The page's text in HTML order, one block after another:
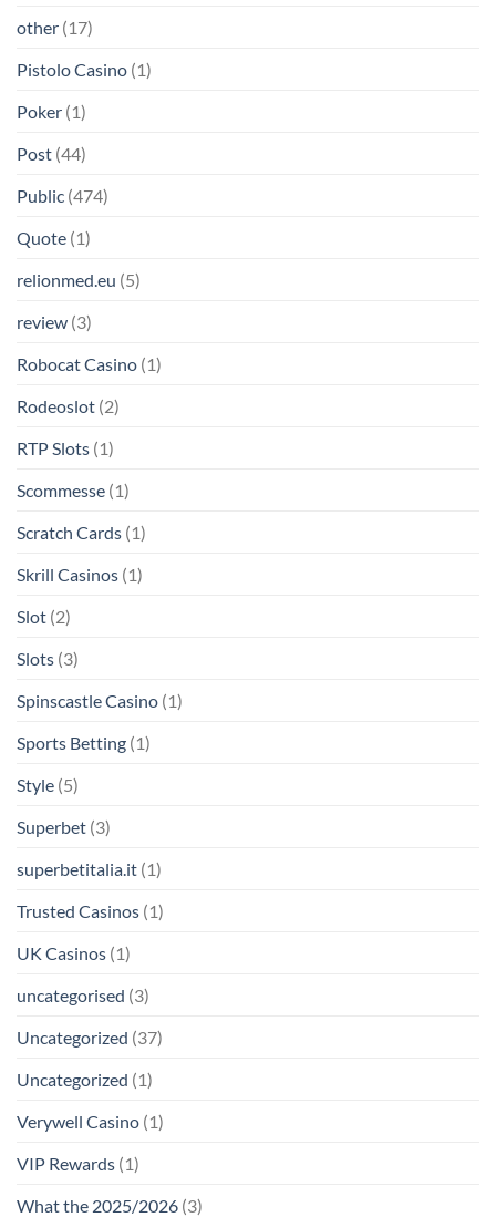
other (17)
Pistolo Casino (1)
Poker (1)
Post (44)
Public (474)
Quote (1)
relionmed.eu (5)
review (3)
Robocat Casino (1)
Rodeoslot (2)
RTP Slots (1)
Scommesse (1)
Scratch Cards (1)
Skrill Casinos (1)
Slot (2)
Slots (3)
Spinscastle Casino (1)
Sports Betting (1)
Style (5)
Superbet (3)
superbetitalia.it (1)
Trusted Casinos (1)
UK Casinos (1)
uncategorised (3)
Uncategorized (37)
Uncategorized (1)
Verywell Casino (1)
VIP Rewards (1)
What the 2025/2026 (3)